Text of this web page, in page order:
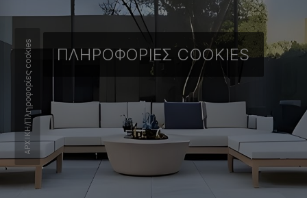
ΠΛΗΡΟΦΟΡΊΕΣ COOKIES
ΑΡΧΙΚΉ
/
Πληροφορίες cookies